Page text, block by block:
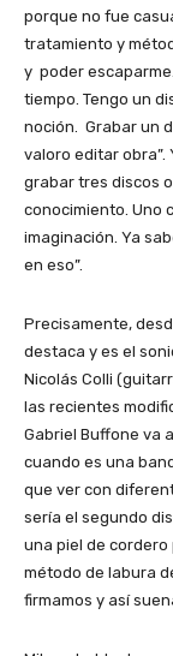
porque no fue
tratamiento y
y poder
tiempo. Tengo un
noción. Grabar un
valoro editar obra”.
grabar tres discos
conocimiento. Uno
imaginación. Ya
en eso”.
Precisamente,
destaca y es el
Nicolás Colli
las recientes
Gabriel Buffone va
cuando es una
que ver con
sería el segundo
una piel de cordero
método de labura
firmamos y así